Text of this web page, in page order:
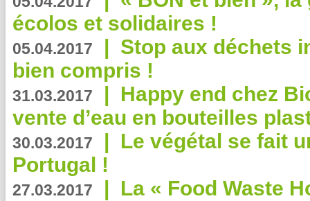
écolos et solidaires !
05.04.2017 | Stop aux déchets
bien compris !
31.03.2017 | Happy end chez
vente d’eau en bouteilles
30.03.2017 | Le végétal se fait
Portugal !
27.03.2017 | La « Food Waste